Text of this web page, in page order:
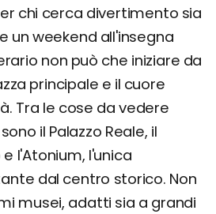
chi cerca divertimento sia
un weekend all'insegna
non può che iniziare da
principale e il cuore
Tra le cose da vedere
il Palazzo Reale, il
l'Atonium, l'unica
dal centro storico. Non
musei, adatti sia a grandi